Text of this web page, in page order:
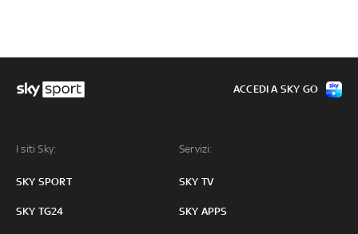
I siti Sky:
SKY SPORT
SKY TG24
Servizi:
SKY TV
SKY APPS
ACCEDI A SKY GO